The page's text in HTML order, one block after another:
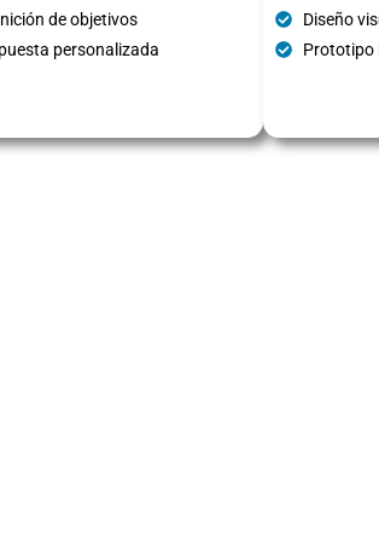
de objetivos
personalizada
Diseño
Prototipo